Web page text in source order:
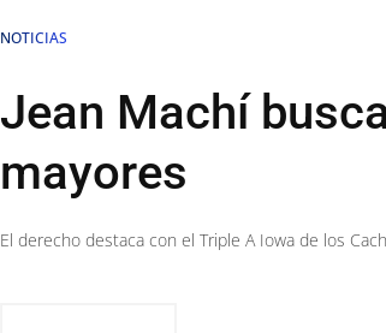
NOTICIAS
Jean Machí
mayores
El derecho destaca con el Triple A Iowa de los